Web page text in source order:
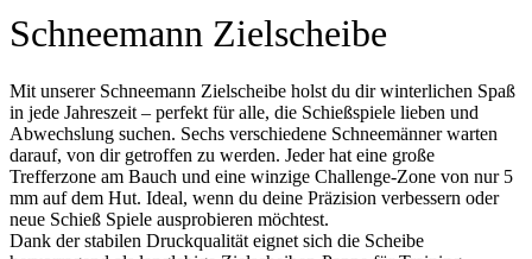
Schneemann Zielscheibe
Mit unserer Schneemann Zielscheibe holst du dir winterlichen Spaß
in jede Jahreszeit – perfekt für alle, die Schießspiele lieben und
Abwechslung suchen. Sechs verschiedene Schneemänner warten
darauf, von dir getroffen zu werden. Jeder hat eine große
Trefferzone am Bauch und eine winzige Challenge-Zone von nur 5
mm auf dem Hut. Ideal, wenn du deine Präzision verbessern oder
neue Schieß Spiele ausprobieren möchtest.
Dank der stabilen Druckqualität eignet sich die Scheibe